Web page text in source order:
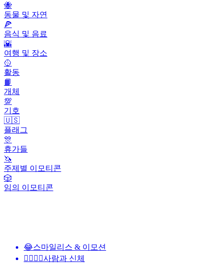
🐝
동물 및 자연
🍕
음식 및 음료
🌇
여행 및 장소
🥎
활동
📙
개체
💯
기호
🇺🇸
플래그
🎊
휴가들
🦄
주제별 이모티콘
🎲
임의 이모티콘
😂스마일리스 & 이모션
👩‍❤️‍💋‍👨사람과 신체